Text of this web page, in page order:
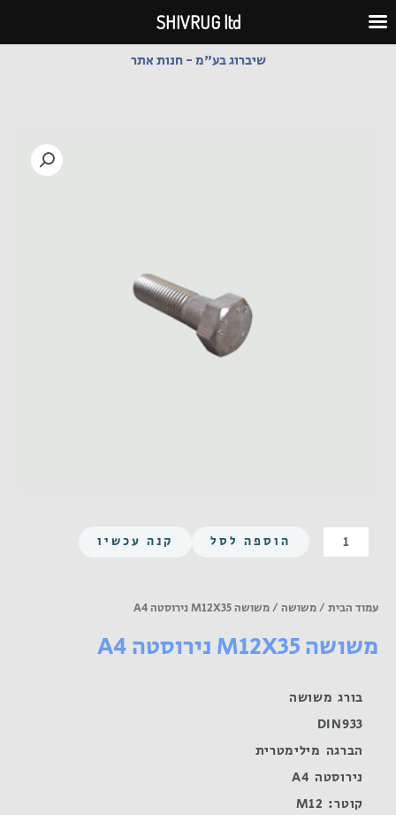
לתוכן
שיברוג בע"מ - חנות אתר
כמות
של
M12X35
A4
הוספה לסל קנה עכשיו
עמוד הבית /משושה / משושה M12X35 נירוסטה A4
משושה M12X35 נירוסטה A4
בורג משושה
DIN933
הברגה מילימטרית
נירוסטה A4
קוטר: M12
SHIVRUG ltd